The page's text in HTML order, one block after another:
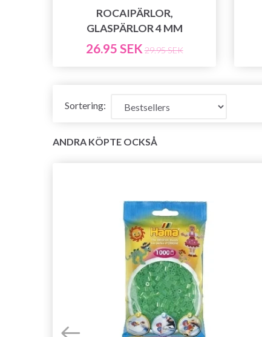
ROCAIPÄRLOR,
GLASPÄRLOR 4 MM
26.95 SEK 29.95 SEK
Sortering:
ANDRA KÖPTE OCKSÅ